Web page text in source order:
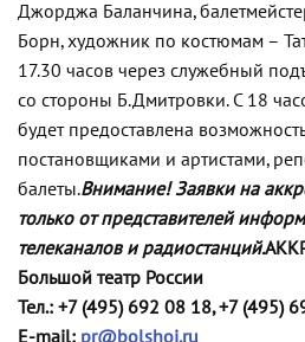
Джорджа Баланчина,
Борн, художник по костюмам –
17.30 часов через служебный
со стороны Б.Дмитровки. С 18
будет предоставлена
постановщиками и артистами,
балеты.Внимание! Заявки на
только от представителей
телеканалов и радиостанций.
Большой театр России
Тел.: +7 (495) 692 08 18, +7 (495)
Е-mail: pr@bolshoi.ru